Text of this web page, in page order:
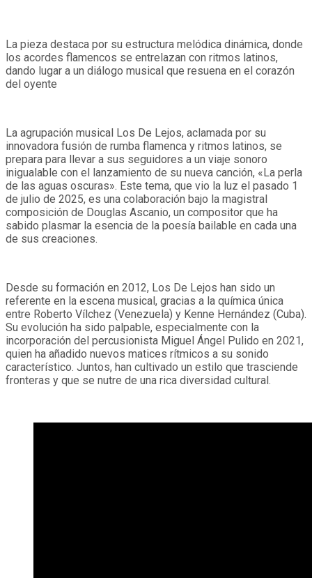
La pieza destaca por su estructura melódica dinámica, donde
los acordes flamencos se entrelazan con ritmos latinos,
dando lugar a un diálogo musical que resuena en el corazón
del oyente
La agrupación musical Los De Lejos, aclamada por su
innovadora fusión de rumba flamenca y ritmos latinos, se
prepara para llevar a sus seguidores a un viaje sonoro
inigualable con el lanzamiento de su nueva canción, «La perla
de las aguas oscuras». Este tema, que vio la luz el pasado 1
de julio de 2025, es una colaboración bajo la magistral
composición de Douglas Ascanio, un compositor que ha
sabido plasmar la esencia de la poesía bailable en cada una
de sus creaciones.
Desde su formación en 2012, Los De Lejos han sido un
referente en la escena musical, gracias a la química única
entre Roberto Vílchez (Venezuela) y Kenne Hernández (Cuba).
Su evolución ha sido palpable, especialmente con la
incorporación del percusionista Miguel Ángel Pulido en 2021,
quien ha añadido nuevos matices rítmicos a su sonido
característico. Juntos, han cultivado un estilo que trasciende
fronteras y que se nutre de una rica diversidad cultural.